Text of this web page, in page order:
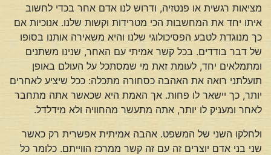
מציאות רגשית או פנטזיה, ודרוש לנו אדם אחר בכדי לחשוב
איתו יחד את המחשבות הכי מטרידות וקשות שלנו. אנוכיות אם
כך מנוגדת לטבע הפסיכולוגי שלנו והיא משאירה אותנו בסופו
של דבר בודדים. בכל קשר אמיתי עם האחר, שנינו משתנים
ומתמלאים יחד, לעומת זאת מי שמסתכל על העולם באופן
תועלתני רואה את האהבה כסחורה מתכלה: ככל שיציע לאחרים
יותר, כך יישאר לו פחות. אך האמת היא שכאשר אתה מתחבר
לאחר ומעניק לו יותר, אתה מתעשר מהחוויה ולא מידלדל.
ולחלקו השני של המשפט. אהבה אמיתית אפשרית רק כאשר
שני בני אדם יוצרים זה עם זה קשר ממרכז הווייתם. כלומר כל